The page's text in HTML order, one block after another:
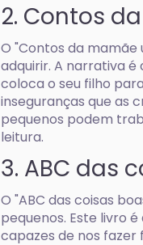
2. Contos
O "Contos da mamãe
adquirir. A narrativa
coloca o seu filho
inseguranças que as
pequenos podem
leitura.
3. ABC das
O "ABC das coisas
pequenos. Este livro
capazes de nos